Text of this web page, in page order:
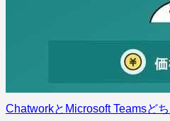
ChatworkとMicrosoft Teamsど